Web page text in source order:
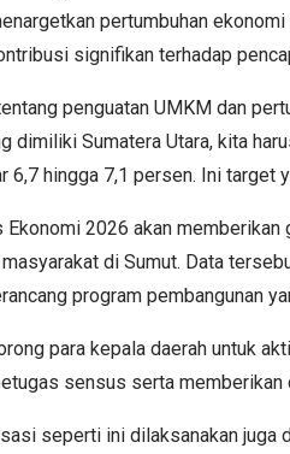
pertumbuhan
signifikan terhadap
penguatan UMKM dan
dimiliki Sumatera Utara, kita
hingga 7,1 persen. Ini target
2026 akan
di Sumut. Data
program pembangunan
para kepala daerah untuk
sensus serta memberikan
seperti ini dilaksanakan juga